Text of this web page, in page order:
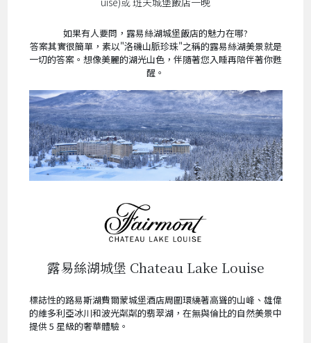
如果有人要問，露易絲湖城堡飯店的魅力在哪?
答案其實很簡單，素以"洛磯山脈珍珠"之稱的露易絲湖美景就是
一切的答案。想像美麗的湖光山色，伴隨著您入睡再陪伴著你甦
醒。
露易絲湖城堡 Chateau Lake Louise
標誌性的路易斯湖費爾蒙城堡酒店周圍環繞著高聳的山峰、雄偉
的維多利亞冰川和波光粼粼的翡翠湖，在無與倫比的自然美景中
提供 5 星級的奢華體驗。